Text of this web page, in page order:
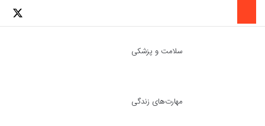
لینکدین
سلامت و پزشکی
مهارت‌های زندگی